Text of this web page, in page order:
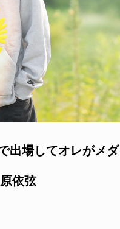
出場してオレがメダ
依弦